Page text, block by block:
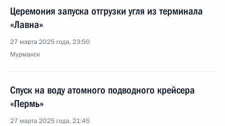
Церемония запуска отгрузки угля из терминала
«Лавна»
27 марта 2025 года, 23:50
Мурманск
Спуск на воду атомного подводного крейсера
«Пермь»
27 марта 2025 года, 21:45